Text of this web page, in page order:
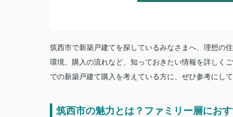
筑西市で新築戸建てを探しているみなさまへ、理想の
環境、購入の流れなど、知っておきたい情報を詳しく
での新築戸建て購入を考えている方に、ぜひ参考にし
筑西市の魅力とは？ファミリー層にお